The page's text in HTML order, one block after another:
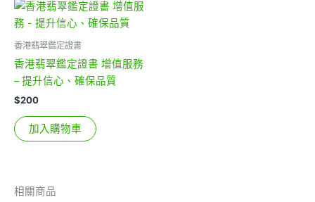
香港翡翠鑑定證書
香港翡翠鑑定證書 增值服務
– 提升信心、確保品質
$200
加入購物車
相關商品